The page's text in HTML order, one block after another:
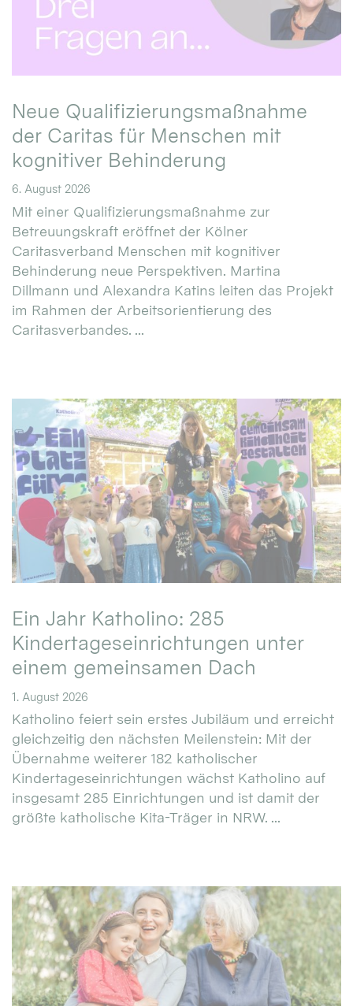
Neue Qualifizierungsmaßnahme
der Caritas für Menschen mit
kognitiver Behinderung
6. August 2026
Mit einer Qualifizierungsmaßnahme zur
Betreuungskraft eröffnet der Kölner
Caritasverband Menschen mit kognitiver
Behinderung neue Perspektiven. Martina
Dillmann und Alexandra Katins leiten das Projekt
im Rahmen der Arbeitsorientierung des
Caritasverbandes. ...
Ein Jahr Katholino: 285
Kindertageseinrichtungen unter
einem gemeinsamen Dach
1. August 2026
Katholino feiert sein erstes Jubiläum und erreicht
gleichzeitig den nächsten Meilenstein: Mit der
Übernahme weiterer 182 katholischer
Kindertageseinrichtungen wächst Katholino auf
insgesamt 285 Einrichtungen und ist damit der
größte katholische Kita-Träger in NRW. ...